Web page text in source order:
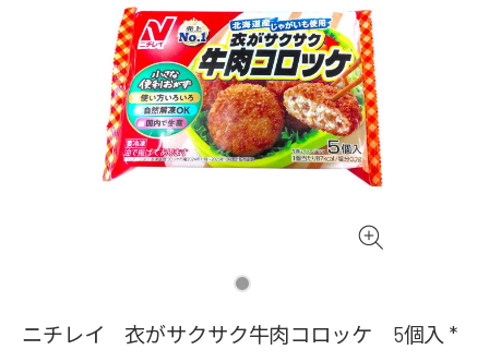
ニチレイ 衣がサクサク牛肉コロッケ 5個入 *